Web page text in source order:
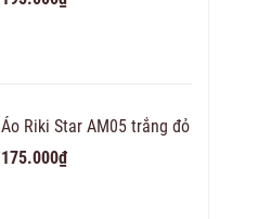
Áo Riki Star AM05 trắng đỏ
175.000₫